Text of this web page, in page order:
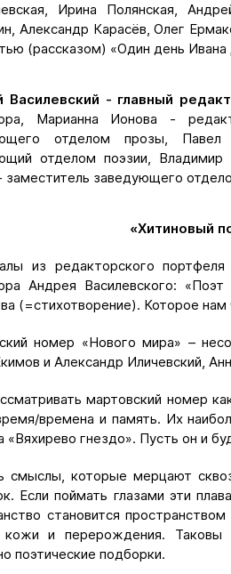
Ирина Полянская,
Александр Карасёв, Олег
(рассказом) «Один день
Василевский - главный
Марианна Ионова -
отделом прозы, Павел
отделом поэзии, Владимир
заместитель заведующего
«Хитиновый
из редакторского
Андрея Василевского:
(=стихотворение). Которое
номер «Нового мира» –
и Александр Иличевский,
мартовский номер
времена и память. Их
«Вяхирево гнездо». Пусть он и
смыслы, которые мерцают
Если поймать глазами эти
становится
кожи и перерождения. Таковы
поэтические подборки.